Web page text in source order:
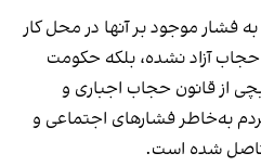
فشار موجود بر آنها در محل کار
آزاد نشده، بلکه حکومت
از قانون حجاب اجباری و
به‌خاطر فشارهای اجتماعی و
شده است.